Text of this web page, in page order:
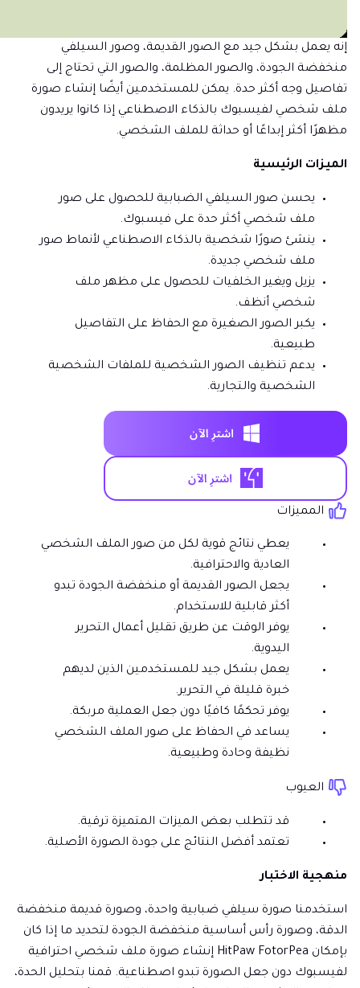
إنه يعمل بشكل جيد مع الصور القديمة، وصور السيلفي
منخفضة الجودة، والصور المظلمة، والصور التي تحتاج إلى
تفاصيل وجه أكثر حدة. يمكن للمستخدمين أيضًا إنشاء صورة
ملف شخصي لفيسبوك بالذكاء الاصطناعي إذا كانوا يريدون
مظهرًا أكثر إبداعًا أو حداثة للملف الشخصي.
الميزات الرئيسية
يحسن صور السيلفي الضبابية للحصول على صور
ملف شخصي أكثر حدة على فيسبوك.
ينشئ صورًا شخصية بالذكاء الاصطناعي لأنماط صور
ملف شخصي جديدة.
يزيل ويغير الخلفيات للحصول على مظهر ملف
شخصي أنظف.
يكبر الصور الصغيرة مع الحفاظ على التفاصيل
طبيعية.
يدعم تنظيف الصور الشخصية للملفات الشخصية
الشخصية والتجارية.
المميزات
يعطي نتائج قوية لكل من صور الملف الشخصي
العادية والاحترافية.
يجعل الصور القديمة أو منخفضة الجودة تبدو
أكثر قابلية للاستخدام.
يوفر الوقت عن طريق تقليل أعمال التحرير
اليدوية.
يعمل بشكل جيد للمستخدمين الذين لديهم
خبرة قليلة في التحرير.
يوفر تحكمًا كافيًا دون جعل العملية مربكة.
يساعد في الحفاظ على صور الملف الشخصي
نظيفة وحادة وطبيعية.
العيوب
قد تتطلب بعض الميزات المتميزة ترقية.
تعتمد أفضل النتائج على جودة الصورة الأصلية.
منهجية الاختبار
استخدمنا صورة سيلفي ضبابية واحدة، وصورة قديمة منخفضة
الدقة، وصورة رأس أساسية منخفضة الجودة لتحديد ما إذا كان
بإمكان HitPaw FotorPea إنشاء صورة ملف شخصي احترافية
لفيسبوك دون جعل الصورة تبدو اصطناعية. قمنا بتحليل الحدة،